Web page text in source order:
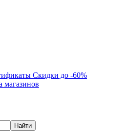
Скидки до -60%
магазинов
Найти